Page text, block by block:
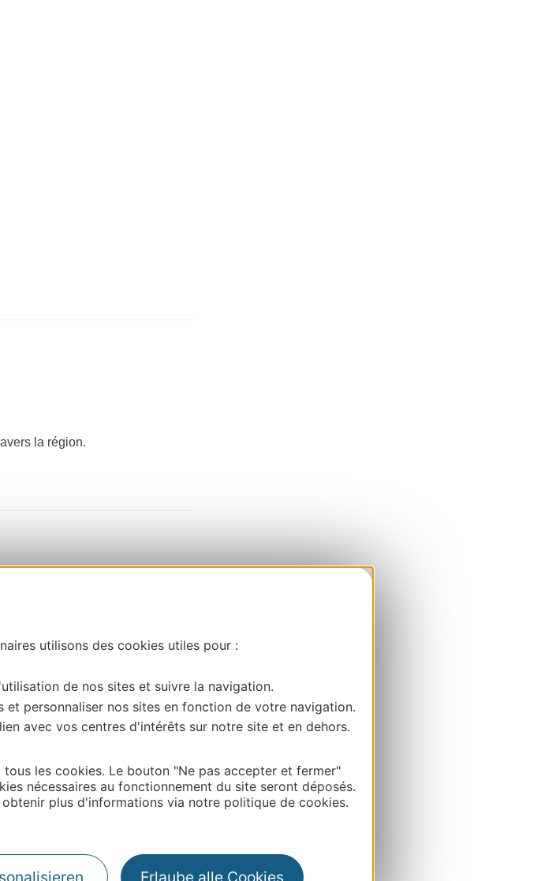
utilisons des cookies utiles pour :
de nos sites et suivre la navigation.
et personnaliser nos sites en fonction de votre navigation.
avec vos centres d'intérêts sur notre site et en dehors.
les cookies. Le bouton "Ne pas accepter et fermer"
nécessaires au fonctionnement du site seront déposés.
plus d'informations via notre politique de cookies.
la région.